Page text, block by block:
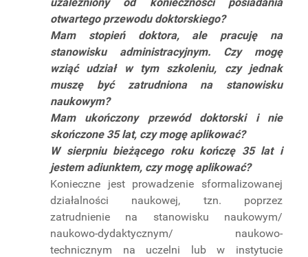
otwartego przewodu doktorskiego?
Mam stopień doktora, ale pracuję na
stanowisku administracyjnym. Czy mogę
wziąć udział w tym szkoleniu, czy jednak
muszę być zatrudniona na stanowisku
naukowym?
Mam ukończony przewód doktorski i nie
skończone 35 lat, czy mogę aplikować?
W sierpniu bieżącego roku kończę 35 lat i
jestem adiunktem, czy mogę aplikować?
Konieczne jest prowadzenie sformalizowanej
działalności naukowej, tzn. poprzez
zatrudnienie na stanowisku naukowym/
naukowo-dydaktycznym/ naukowo-
technicznym na uczelni lub w instytucie